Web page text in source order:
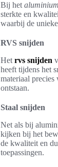
Bij het
sterkte en
waarbij de
RVS snijden
Het rvs snijden
heeft tijdens het
materiaal
ontstaan.
Staal snijden
Net als bij
kijken bij het
de kwaliteit en
toepassingen.